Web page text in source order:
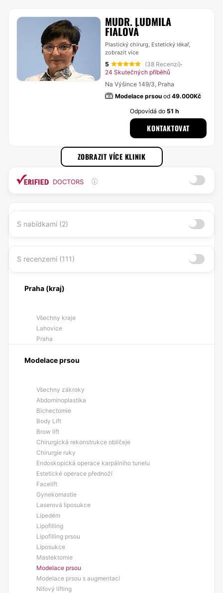
MUDR. LUDMILA
FIALOVÁ
Plastický chirurg, Estetický lékař,
zobrazit více
5 (38 Recenzí)·
24 Skutečných příběhů
Na Výšince 149/3, Praha
Modelace prsou od 49.000Kč
Odpovídá do51 h
KONTAKTOVAT
ZOBRAZIT VÍCE KLINIK
DOCTORS
S nabídkami (2)
S recenzemi (111)
Praha (kraj)
Všechny kraje
Lahovice
Praha
Modelace prsou
Všechny zákroky
Abdominoplastika
Bichectomie
Body Lift
Brow lift
Chirurgická rekonstrukce obličeje
Chirurgie ruky
Endoskopická operace karpálního tunelu
Estetické operace přednoží
Facelift
Gynekomastie
Laserová liposukce
Lipedém
Lipofilling
Lipofilling prsou
Liposukce
Mastektomie
Modelace prsou
Modelace prsou s augmentací
Niťový lifting